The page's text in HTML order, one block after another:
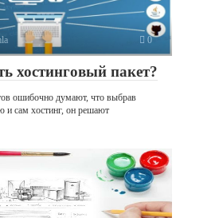
0
хостинговый пакет?
ошибочно думают, что выбрав
и сам хостинг, он решают